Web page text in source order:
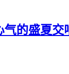
气的盛夏交